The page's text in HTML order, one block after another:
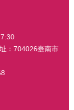
：704026臺南市